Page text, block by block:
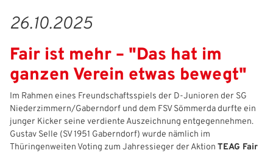
26.10.2025
Fair ist mehr – "Das hat im
ganzen Verein etwas bewegt"
Im Rahmen eines Freundschaftsspiels der D-Junioren der SG
Niederzimmern/Gaberndorf und dem FSV Sömmerda durfte ein
junger Kicker seine verdiente Auszeichnung entgegennehmen.
Gustav Selle (SV 1951 Gaberndorf) wurde nämlich im
Thüringenweiten Voting zum Jahressieger der Aktion TEAG Fair
Geschäftsstelle
Chronik
Ehrentafel
Karriere
Sicherheit
Junioren
Juniorinnen
Kinderfußball
Eliteschulen
Erzieher und Lehrer
Veranstaltungskalender
DFB-Mobil
DFB-Masterplan
Vielfalt
Fair Play
Inklusion
Newsletter
DFBnet
Passwesen
Vereinsangebote